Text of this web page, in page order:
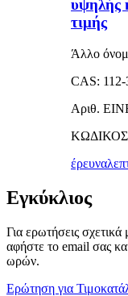
υψηλής
τιμής
Άλλο
CAS: 112-
Αριθ.
ΚΩΔΙΚΟΣ
έρευνα
Εγκύκλιος
Για ερωτήσεις
αφήστε το email σας
ωρών.
Ερώτηση για